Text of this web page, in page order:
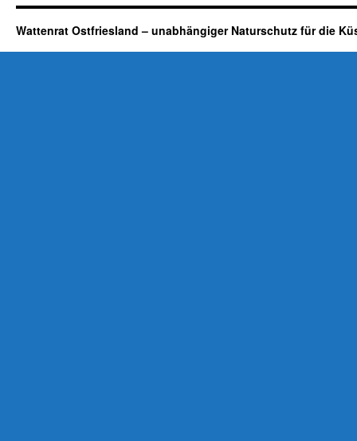
Wattenrat Ostfriesland – unabhängiger Naturschutz für die